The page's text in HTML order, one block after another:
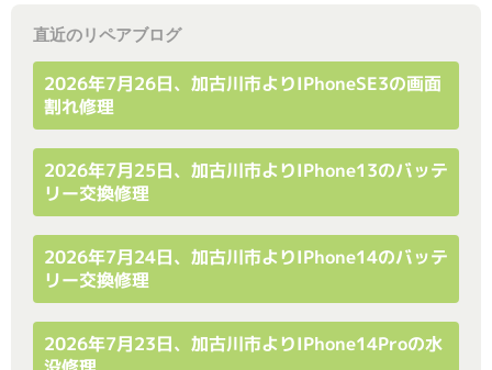
直近のリペアブログ
2026年7月26日、加古川市よりiPhoneSE3の画面
割れ修理
2026年7月25日、加古川市よりiPhone13のバッテ
リー交換修理
2026年7月24日、加古川市よりiPhone14のバッテ
リー交換修理
2026年7月23日、加古川市よりiPhone14Proの水